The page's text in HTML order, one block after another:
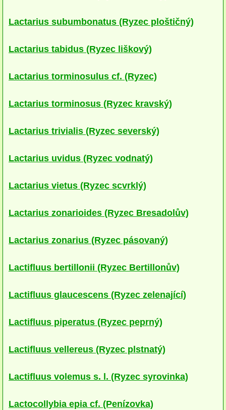
Apothecia
na dřevě
fungikolní
šišky, plody, květy
muscikolni
herbikolní-dvouděložné
Perithecia stromatická
Perithecia nestromatická
Choroše
bílá hniloba
Lactarius subumbonatus (Ryzec ploštičný)
Lactarius tabidus (Ryzec liškový)
Lactarius torminosulus cf. (Ryzec)
Lactarius torminosus (Ryzec kravský)
Lactarius trivialis (Ryzec severský)
Lactarius uvidus (Ryzec vodnatý)
Lactarius vietus (Ryzec scvrklý)
Lactarius zonarioides (Ryzec Bresadolův)
Lactarius zonarius (Ryzec pásovaný)
Lactifluus bertillonii (Ryzec Bertillonův)
Lactifluus glaucescens (Ryzec zelenající)
Lactifluus piperatus (Ryzec peprný)
Lactifluus vellereus (Ryzec plstnatý)
Lactifluus volemus s. l. (Ryzec syrovinka)
Lactocollybia epia cf. (Penízovka)